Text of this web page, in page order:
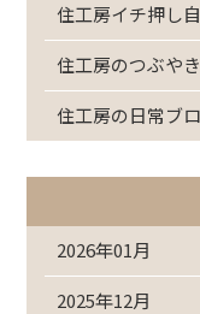
住工房イチ押し
住工房のつぶやき
住工房の日常ブ
2026年01月
2025年12月